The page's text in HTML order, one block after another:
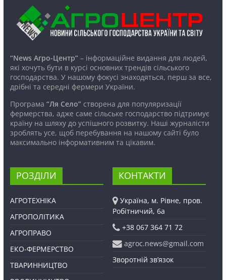
“News Агро-Центр”– інформаційне видання для людей,
які хочуть бути в курсі основних трендів сільського
господарства. У нашому фокусі знаходяться, перш за все,
дрібні та середні фермери України.
Програма “Ля Село”створена для популяризації
фермерства, адже саме сільське господарство підтримує
країну на шляху до успішного розвитку. Наші журналісти
зроблять усе, щоб перебування на нашому сайті було
максимально інформативним та цікавим.
РОЗДІЛИ
АГРОТЕХНІКА
АГРОПОЛІТИКА
АГРОПРАВО
ЕКО-ФЕРМЕРСТВО
ТВАРИННИЦТВО
КОНТАКТИ
Україна, м. Рівне, пров.
Робітничий, 6а
+38 067 364 71 72
agroc.news@gmail.com
Зворотній зв’язок